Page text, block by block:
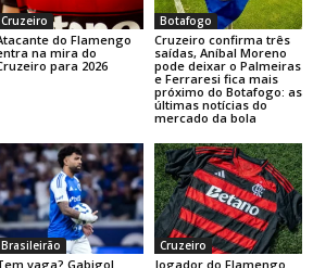
Cruzeiro
do Flamengo
na mira do
para 2026
Botafogo
Cruzeiro confirma três
saídas, Aníbal Moreno
pode deixar o Palmeiras
e Ferraresi fica mais
próximo do Botafogo: as
últimas notícias do
mercado da bola
Brasileirão
vaga? Gabigol
Cruzeiro
Jogador do Flamengo